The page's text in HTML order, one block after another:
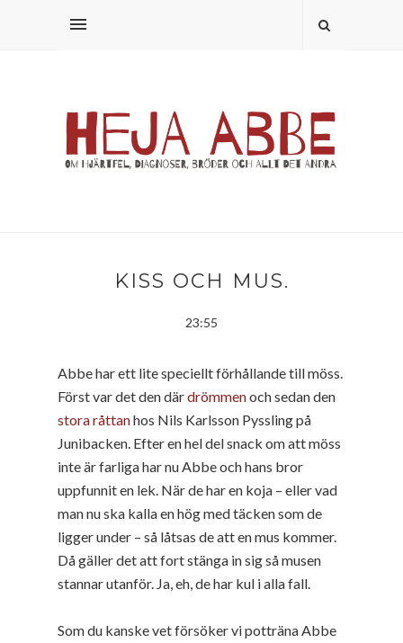
KISS OCH MUS.
23:55
Abbe har ett lite speciellt förhållande till möss.
Först var det den därdrömmenoch sedan den
stora råttanhos Nils Karlsson Pyssling på
Junibacken. Efter en hel del snack om att möss
inte är farliga har nu Abbe och hans bror
uppfunnit en lek. När de har en koja – eller vad
man nu ska kalla en hög med täcken som de
ligger under – så låtsas de att en mus kommer.
Då gäller det att fort stänga in sig så musen
stannar utanför. Ja, eh, de har kul i alla fall.
Som du kanske vet försöker vi potträna Abbe